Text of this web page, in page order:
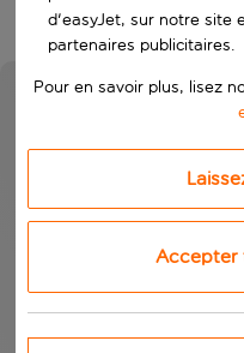
d'easyJet, sur notre site
partenaires publicitaires.
Pour en savoir plus, lisez
Accepter